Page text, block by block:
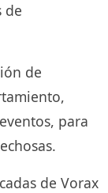
de
de
para
de Vorax